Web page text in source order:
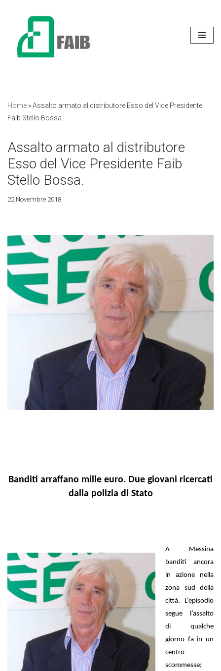
contenuto
Home »Assalto armato al distributore Esso del Vice Presidente
Faib Stello Bossa.
Assalto armato al distributore
Esso del Vice Presidente Faib
Stello Bossa.
22 Novembre 2018
Banditi arraffano mille euro. Due giovani ricercati
dalla polizia di Stato
A Messina
banditi ancora
in azione nella
zona sud della
città. L’episodio
segue l’assalto
di qualche
giorno fa in un
centro
scommesse;